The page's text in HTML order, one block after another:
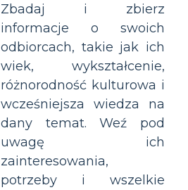
Zbadaj i zbierz
informacje o swoich
odbiorcach, takie jak ich
wiek, wykształcenie,
różnorodność kulturowa i
wcześniejsza wiedza na
dany temat. Weź pod
uwagę ich
zainteresowania,
potrzeby i wszelkie